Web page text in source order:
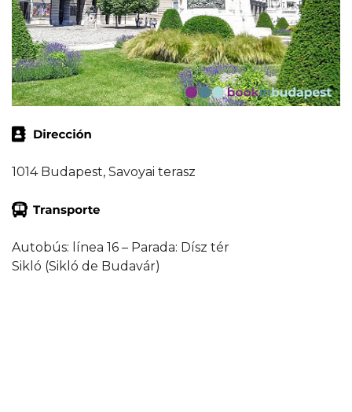
1014 Budapest, Savoyai terasz
Autobús: línea 16 – Parada: Dísz tér
Sikló (Sikló de Budavár)